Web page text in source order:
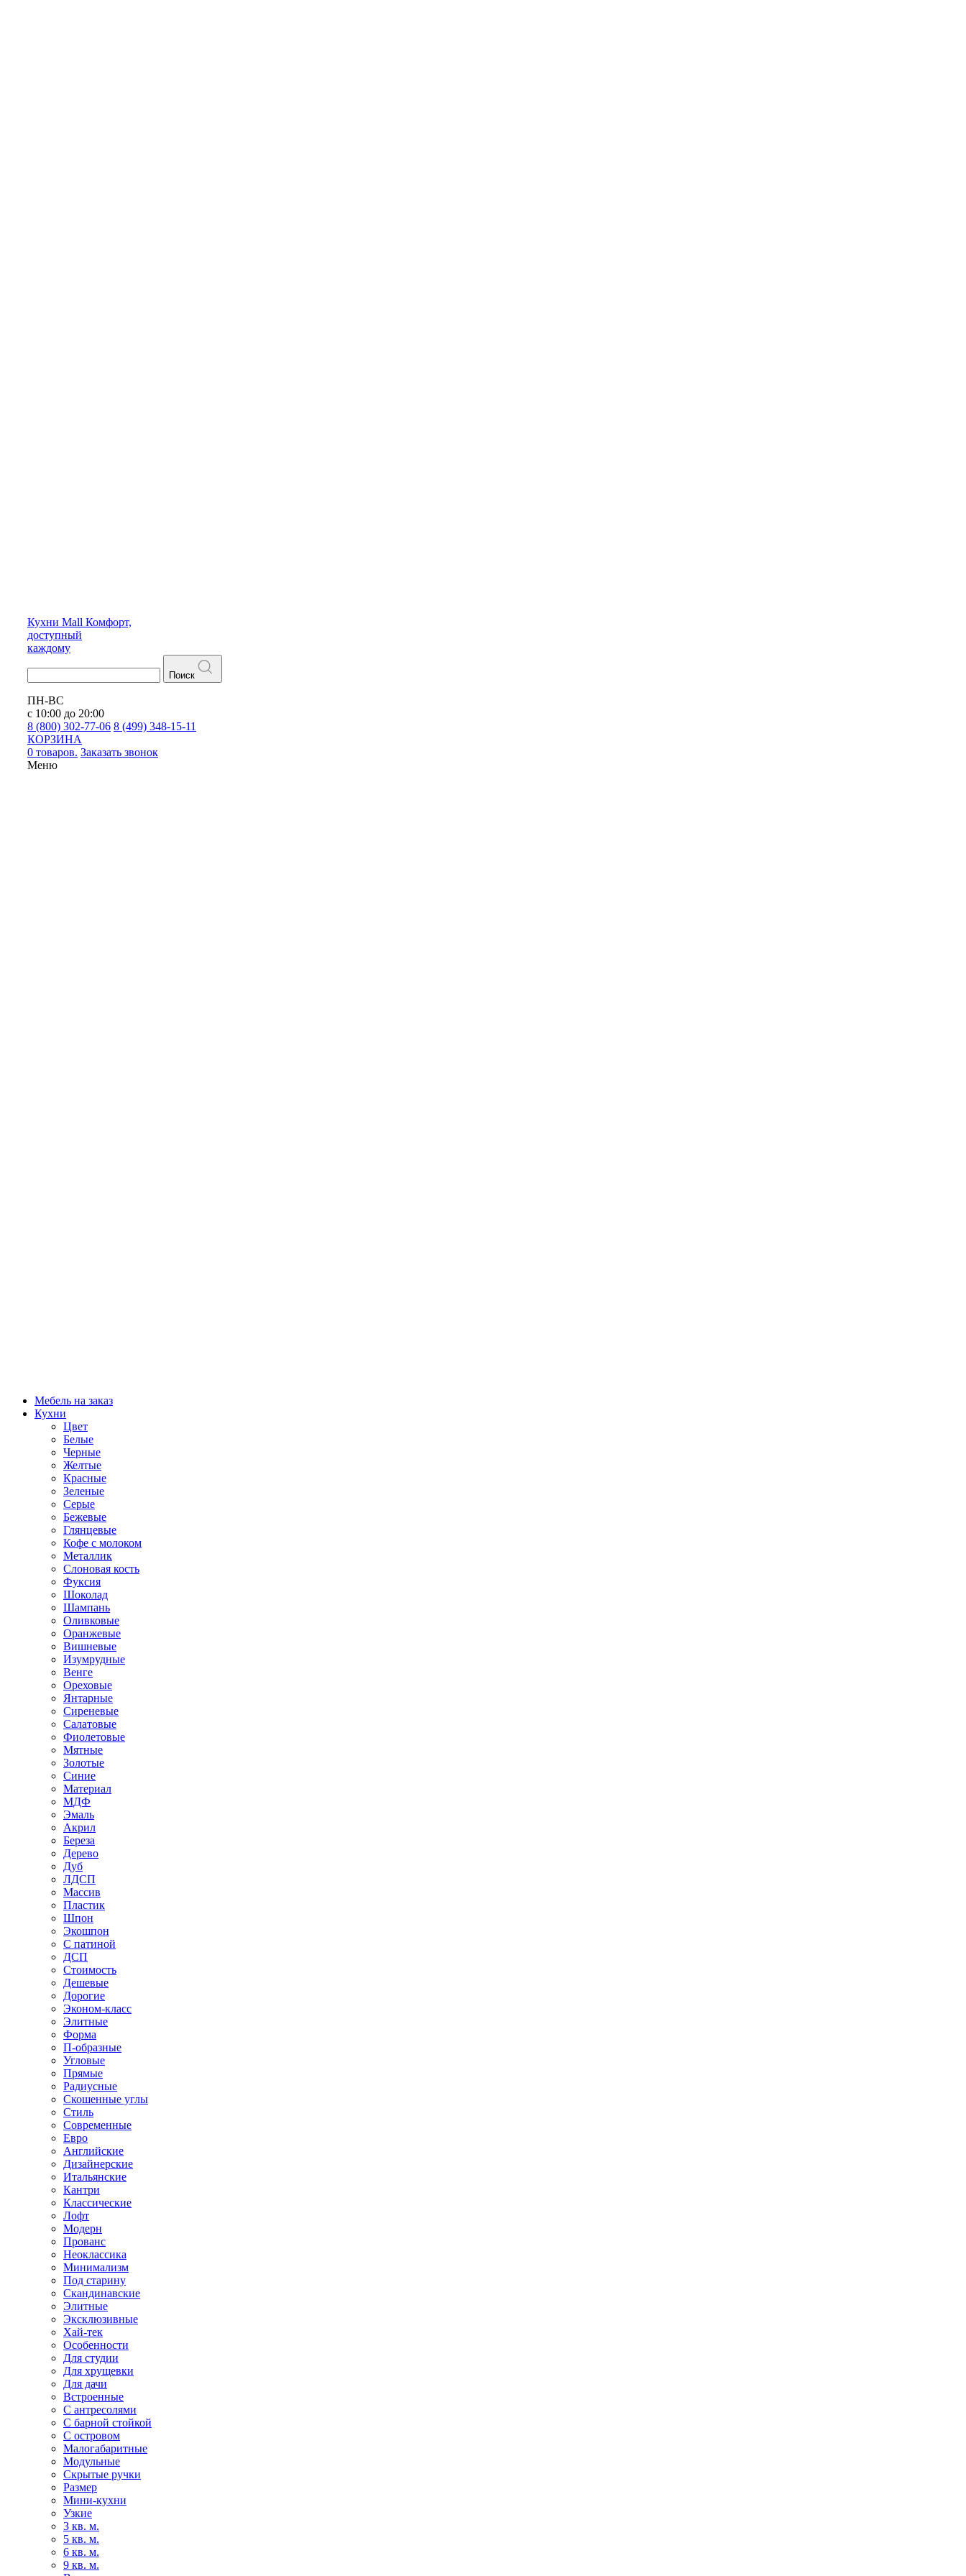
Кухни Mall Комфорт,
доступный
каждому
Поиск
ПН-ВС
с 10:00 до 20:00
8 (800) 302-77-06 8 (499) 348-15-11
КОРЗИНА
0 товаров. Заказать звонок
Меню
Мебель на заказ
Кухни
Цвет
Белые
Черные
Желтые
Красные
Зеленые
Серые
Бежевые
Глянцевые
Кофе с молоком
Металлик
Слоновая кость
Фуксия
Шоколад
Шампань
Оливковые
Оранжевые
Вишневые
Изумрудные
Венге
Ореховые
Янтарные
Сиреневые
Салатовые
Фиолетовые
Мятные
Золотые
Синие
Материал
МДФ
Эмаль
Акрил
Береза
Дерево
Дуб
ЛДСП
Массив
Пластик
Шпон
Экошпон
С патиной
ДСП
Стоимость
Дешевые
Дорогие
Эконом-класс
Элитные
Форма
П-образные
Угловые
Прямые
Радиусные
Скошенные углы
Стиль
Современные
Евро
Английские
Дизайнерские
Итальянские
Кантри
Классические
Лофт
Модерн
Прованс
Неоклассика
Минимализм
Под старину
Скандинавские
Элитные
Эксклюзивные
Хай-тек
Особенности
Для студии
Для хрущевки
Для дачи
Встроенные
С антресолями
С барной стойкой
С островом
Малогабаритные
Модульные
Скрытые ручки
Размер
Мини-кухни
Узкие
3 кв. м.
5 кв. м.
6 кв. м.
9 кв. м.